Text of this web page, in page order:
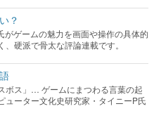
？
がゲームの魅力を画面や操作の具体的
硬派で骨太な評論連載です。
ボス」… ゲームにまつわる言葉の起
ューター文化史研究家・タイニーP氏